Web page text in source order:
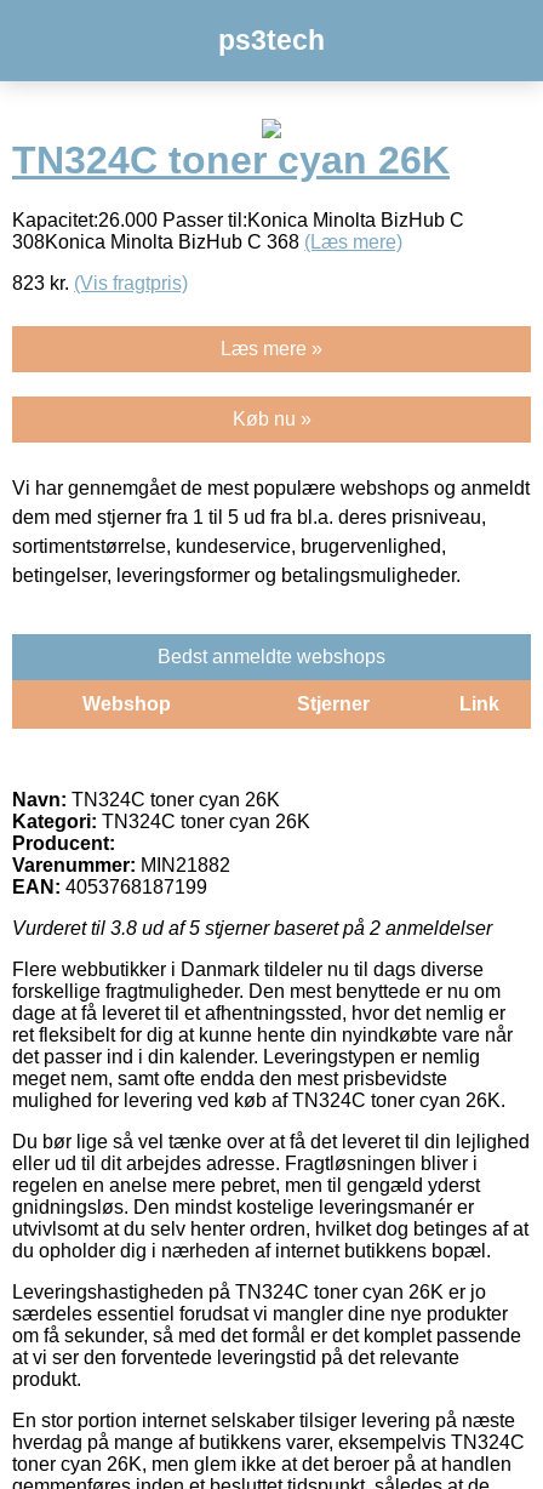
ps3tech
TN324C toner cyan 26K
Kapacitet:26.000 Passer til:Konica Minolta BizHub C
308Konica Minolta BizHub C 368 (Læs mere)
823 kr. (Vis fragtpris)
Læs mere »
Køb nu »
Vi har gennemgået de mest populære webshops og anmeldt
dem med stjerner fra 1 til 5 ud fra bl.a. deres prisniveau,
sortimentstørrelse, kundeservice, brugervenlighed,
betingelser, leveringsformer og betalingsmuligheder.
Bedst anmeldte webshops
Webshop Stjerner Link
Navn: TN324C toner cyan 26K
Kategori: TN324C toner cyan 26K
Producent:
Varenummer: MIN21882
EAN: 4053768187199
Vurderet til 3.8 ud af 5 stjerner baseret på 2 anmeldelser
Flere webbutikker i Danmark tildeler nu til dags diverse
forskellige fragtmuligheder. Den mest benyttede er nu om
dage at få leveret til et afhentningssted, hvor det nemlig er
ret fleksibelt for dig at kunne hente din nyindkøbte vare når
det passer ind i din kalender. Leveringstypen er nemlig
meget nem, samt ofte endda den mest prisbevidste
mulighed for levering ved køb af TN324C toner cyan 26K.
Du bør lige så vel tænke over at få det leveret til din lejlighed
eller ud til dit arbejdes adresse. Fragtløsningen bliver i
regelen en anelse mere pebret, men til gengæld yderst
gnidningsløs. Den mindst kostelige leveringsmanér er
utvivlsomt at du selv henter ordren, hvilket dog betinges af at
du opholder dig i nærheden af internet butikkens bopæl.
Leveringshastigheden på TN324C toner cyan 26K er jo
særdeles essentiel forudsat vi mangler dine nye produkter
om få sekunder, så med det formål er det komplet passende
at vi ser den forventede leveringstid på det relevante
produkt.
En stor portion internet selskaber tilsiger levering på næste
hverdag på mange af butikkens varer, eksempelvis TN324C
toner cyan 26K, men glem ikke at det beroer på at handlen